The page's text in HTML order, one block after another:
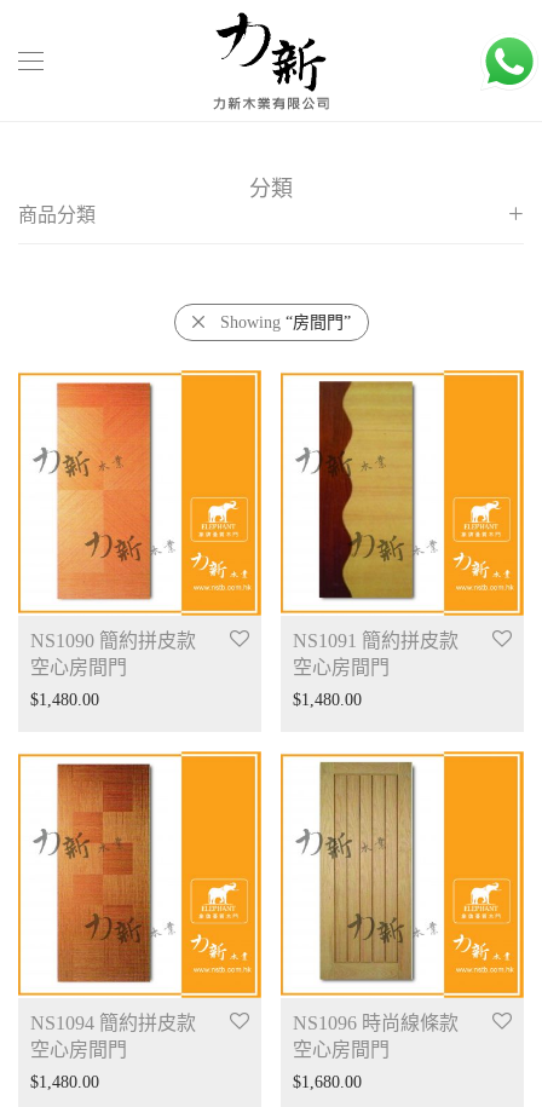
分類
商品分類
Showing “房間門”
NS1090 簡約拼皮款
空心房間門
$1,480.00
NS1091 簡約拼皮款
空心房間門
$1,480.00
NS1094 簡約拼皮款
空心房間門
$1,480.00
NS1096 時尚線條款
空心房間門
$1,680.00